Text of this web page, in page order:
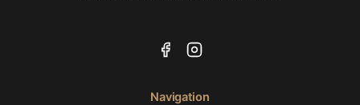
Navigation